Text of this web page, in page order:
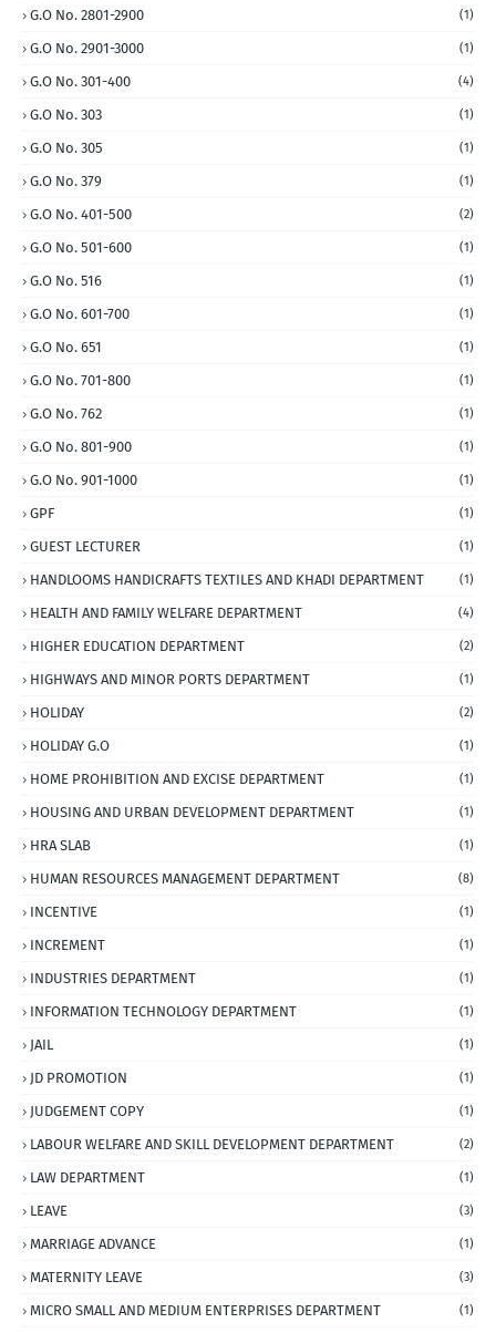
G.O No. 2801-2900 (1)
G.O No. 2901-3000 (1)
G.O No. 301-400 (4)
G.O No. 303 (1)
G.O No. 305 (1)
G.O No. 379 (1)
G.O No. 401-500 (2)
G.O No. 501-600 (1)
G.O No. 516 (1)
G.O No. 601-700 (1)
G.O No. 651 (1)
G.O No. 701-800 (1)
G.O No. 762 (1)
G.O No. 801-900 (1)
G.O No. 901-1000 (1)
GPF (1)
GUEST LECTURER (1)
HANDLOOMS HANDICRAFTS TEXTILES AND KHADI DEPARTMENT (1)
HEALTH AND FAMILY WELFARE DEPARTMENT (4)
HIGHER EDUCATION DEPARTMENT (2)
HIGHWAYS AND MINOR PORTS DEPARTMENT (1)
HOLIDAY (2)
HOLIDAY G.O (1)
HOME PROHIBITION AND EXCISE DEPARTMENT (1)
HOUSING AND URBAN DEVELOPMENT DEPARTMENT (1)
HRA SLAB (1)
HUMAN RESOURCES MANAGEMENT DEPARTMENT (8)
INCENTIVE (1)
INCREMENT (1)
INDUSTRIES DEPARTMENT (1)
INFORMATION TECHNOLOGY DEPARTMENT (1)
JAIL (1)
JD PROMOTION (1)
JUDGEMENT COPY (1)
LABOUR WELFARE AND SKILL DEVELOPMENT DEPARTMENT (2)
LAW DEPARTMENT (1)
LEAVE (3)
MARRIAGE ADVANCE (1)
MATERNITY LEAVE (3)
MICRO SMALL AND MEDIUM ENTERPRISES DEPARTMENT (1)